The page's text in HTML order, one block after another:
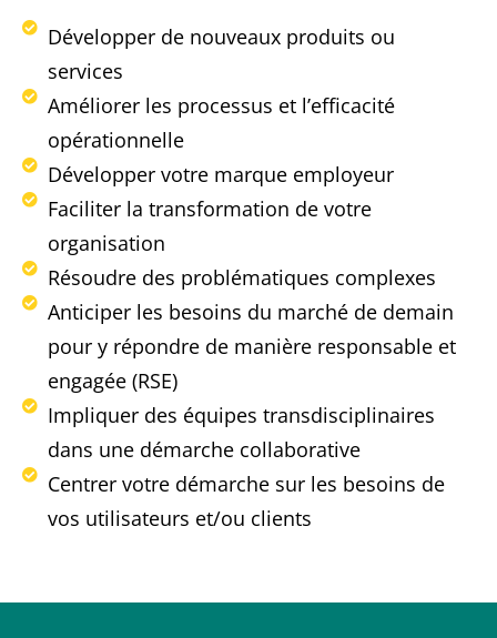
Développer de nouveaux produits ou
services
Améliorer les processus et l’efficacité
opérationnelle
Développer votre marque employeur
Faciliter la transformation de votre
organisation
Résoudre des problématiques complexes
Anticiper les besoins du marché de demain
pour y répondre de manière responsable et
engagée (RSE)
Impliquer des équipes transdisciplinaires
dans une démarche collaborative
Centrer votre démarche sur les besoins de
vos utilisateurs et/ou clients